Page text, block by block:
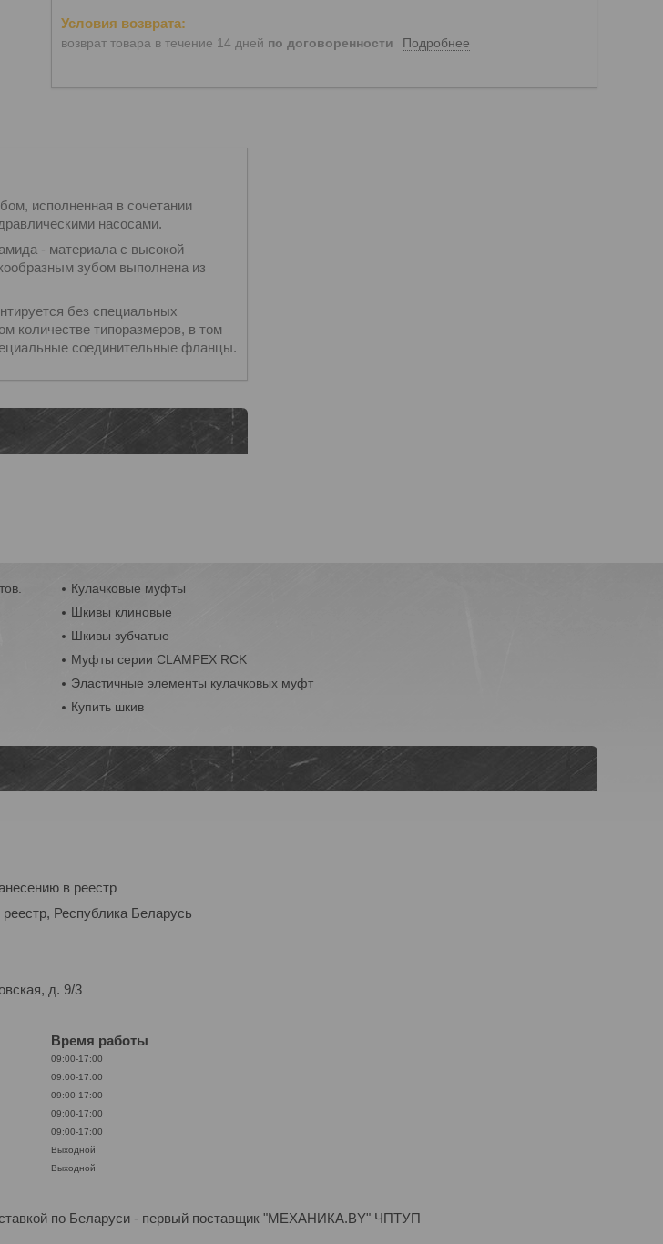
возврат товара в течение 14 дней по договоренности Подробнее
исполненная в сочетании
насосами.
- материала с высокой
зубом выполнена из
без специальных
количестве типоразмеров, в том
соединительные фланцы.
Кулачковые муфты
Шкивы клиновые
Шкивы зубчатые
Муфты серии CLAMPEX RCK
Эластичные элементы кулачковых муфт
Купить шкив
в реестр
Республика Беларусь
д. 9/3
Время работы
09:00-17:00
09:00-17:00
09:00-17:00
09:00-17:00
09:00-17:00
Выходной
Выходной
по Беларуси - первый поставщик "МЕХАНИКА.BY" ЧПТУП